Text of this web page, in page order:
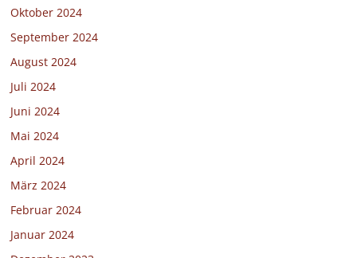
Oktober 2024
September 2024
August 2024
Juli 2024
Juni 2024
Mai 2024
April 2024
März 2024
Februar 2024
Januar 2024